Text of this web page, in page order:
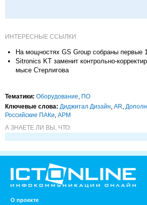
ИНТЕРЕСНЫЕ ССЫЛКИ
На мощностях GS Group собраны первые
Sitronics KT заменит контрольно-
мысе Стерлигова
Тематики: Оборудование, ПО
Ключевые слова: Диджитал Дизайн, AR,
Российские ПАКи, АРМ
А ЗНАЕТЕ ЛИ ВЫ, ЧТО:
О проекте